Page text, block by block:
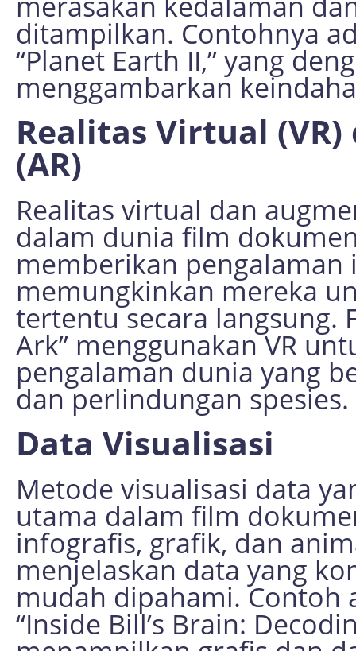
ditampilkan. Contohnya
“Planet Earth II,” yang
menggambarkan
Realitas Virtual
(AR)
Realitas virtual dan
dalam dunia film
memberikan
memungkinkan mereka
tertentu secara langsung.
Ark” menggunakan VR
pengalaman dunia yang
dan perlindungan spesies.
Data Visualisasi
Metode visualisasi data
utama dalam film
infografis, grafik, dan
menjelaskan data yang
mudah dipahami. Contoh
“Inside Bill’s Brain: